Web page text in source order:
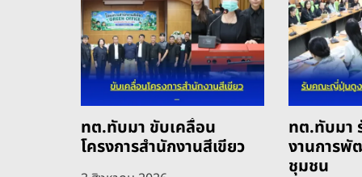
ทต.ทับมา ขับเคลื่อน
โครงการสำนักงานสีเขียว
ทต.ทับมา
งานการ
ชุมชน